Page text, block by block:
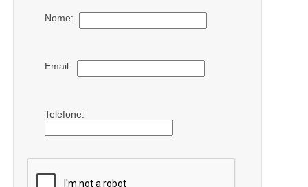
Nome:
Email:
Telefone: